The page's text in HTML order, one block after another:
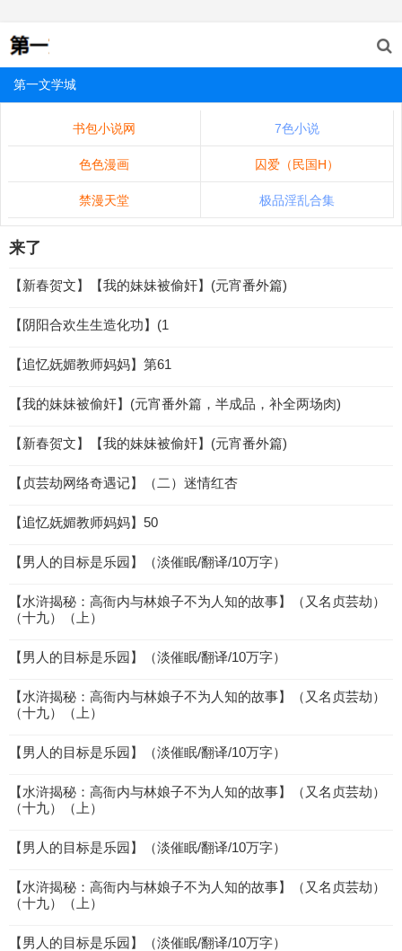
第一文学城
书包小说网 7色小说
色色漫画 囚爱（民国H）
禁漫天堂 极品淫乱合集
来了
【新春贺文】【我的妹妹被偷奸】(元宵番外篇)
【阴阳合欢生生造化功】(1
【追忆妩媚教师妈妈】第61
【我的妹妹被偷奸】(元宵番外篇，半成品，补全两场肉)
【新春贺文】【我的妹妹被偷奸】(元宵番外篇)
【贞芸劫网络奇遇记】（二）迷情红杏
【追忆妩媚教师妈妈】50
【男人的目标是乐园】（淡催眠/翻译/10万字）
【水浒揭秘：高衙内与林娘子不为人知的故事】（又名贞芸劫）
（十九）（上）
【男人的目标是乐园】（淡催眠/翻译/10万字）
【水浒揭秘：高衙内与林娘子不为人知的故事】（又名贞芸劫）
（十九）（上）
【男人的目标是乐园】（淡催眠/翻译/10万字）
【水浒揭秘：高衙内与林娘子不为人知的故事】（又名贞芸劫）
（十九）（上）
【男人的目标是乐园】（淡催眠/翻译/10万字）
【水浒揭秘：高衙内与林娘子不为人知的故事】（又名贞芸劫）
（十九）（上）
【男人的目标是乐园】（淡催眠/翻译/10万字）